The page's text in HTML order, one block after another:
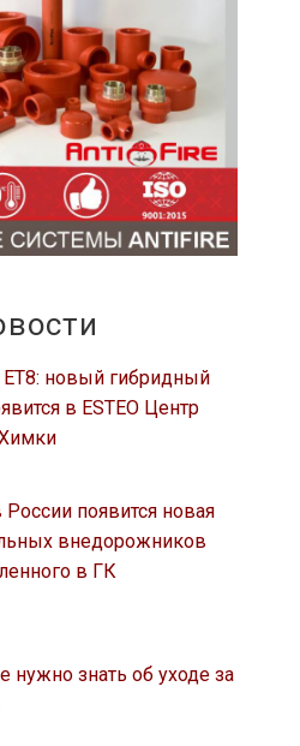
ET8: новый гибридный
в ESTEO Центр
России появится новая
внедорожников
в ГК
нужно знать об уходе за